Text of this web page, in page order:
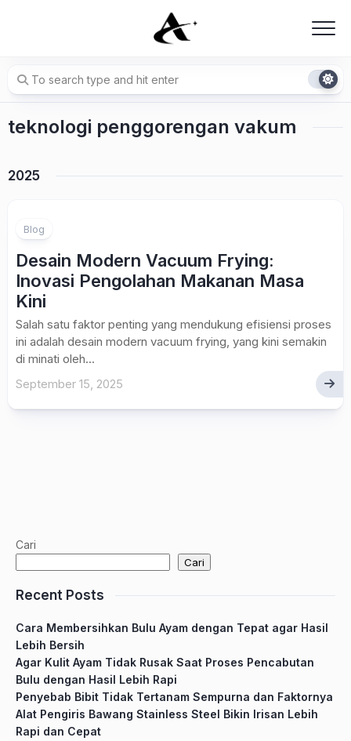
teknologi penggorengan vakum
2025
Blog
Desain Modern Vacuum Frying:
Inovasi Pengolahan Makanan Masa
Kini
Salah satu faktor penting yang mendukung efisiensi proses
ini adalah desain modern vacuum frying, yang kini semakin
di minati oleh...
September 15, 2025
Cari
Cari
Recent Posts
Cara Membersihkan Bulu Ayam dengan Tepat agar Hasil
Lebih Bersih
Agar Kulit Ayam Tidak Rusak Saat Proses Pencabutan
Bulu dengan Hasil Lebih Rapi
Penyebab Bibit Tidak Tertanam Sempurna dan Faktornya
Alat Pengiris Bawang Stainless Steel Bikin Irisan Lebih
Rapi dan Cepat